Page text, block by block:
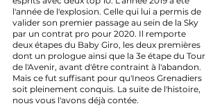
l'année de l'explosion. Celle qui lui a permis de
valider son premier passage au sein de la Sky
par un contrat pro pour 2020. Il remporte
deux étapes du Baby Giro, les deux premières
dont un prologue ainsi que la 3e étape du Tour
de l'Avenir, avant d'être contraint à l'abandon.
Mais ce fut suffisant pour qu'Ineos Grenadiers
soit pleinement conquis. La suite de l'histoire,
nous vous l'avons déjà contée.